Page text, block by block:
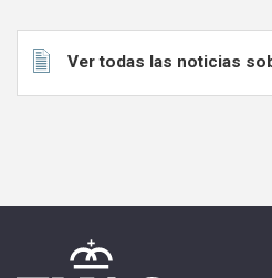
Ver todas las noticias